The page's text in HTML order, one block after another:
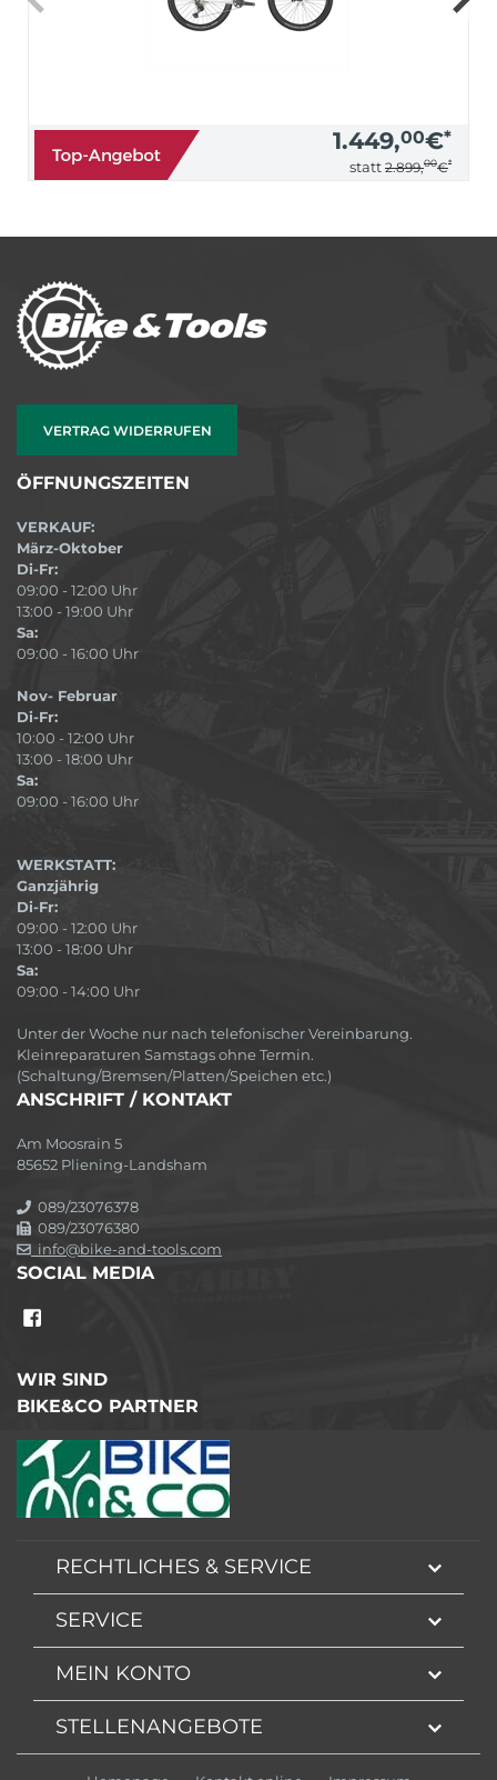
1.449,00€*
statt 2.899,00€*
VERTRAG WIDERRUFEN
ÖFFNUNGSZEITEN
VERKAUF:
März-Oktober
Di-Fr:
09:00 - 12:00 Uhr
13:00 - 19:00 Uhr
Sa:
09:00 - 16:00 Uhr
Nov- Februar
Di-Fr:
10:00 - 12:00 Uhr
13:00 - 18:00 Uhr
Sa:
09:00 - 16:00 Uhr
WERKSTATT:
Ganzjährig
Di-Fr:
09:00 - 12:00 Uhr
13:00 - 18:00 Uhr
Sa:
09:00 - 14:00 Uhr
Unter der Woche nur nach telefonischer Vereinbarung.
Kleinreparaturen Samstags ohne Termin.
(Schaltung/Bremsen/Platten/Speichen etc.)
ANSCHRIFT / KONTAKT
Am Moosrain 5
85652 Pliening-Landsham
089/23076378
089/23076380
info@bike-and-tools.com
SOCIAL MEDIA
WIR SIND
BIKE&CO PARTNER
RECHTLICHES & SERVICE
SERVICE
MEIN KONTO
STELLENANGEBOTE